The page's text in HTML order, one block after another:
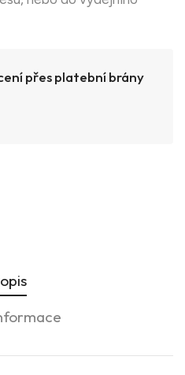
přes platební brány